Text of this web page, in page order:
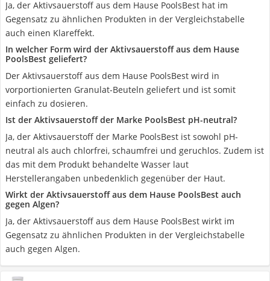
Ja, der Aktivsauerstoff aus dem Hause PoolsBest hat im
Gegensatz zu ähnlichen Produkten in der Vergleichstabelle
auch einen Klareffekt.
In welcher Form wird der Aktivsauerstoff aus dem Hause
PoolsBest geliefert?
Der Aktivsauerstoff aus dem Hause PoolsBest wird in
vorportionierten Granulat-Beuteln geliefert und ist somit
einfach zu dosieren.
Ist der Aktivsauerstoff der Marke PoolsBest pH-neutral?
Ja, der Aktivsauerstoff der Marke PoolsBest ist sowohl pH-
neutral als auch chlorfrei, schaumfrei und geruchlos. Zudem ist
das mit dem Produkt behandelte Wasser laut
Herstellerangaben unbedenklich gegenüber der Haut.
Wirkt der Aktivsauerstoff aus dem Hause PoolsBest auch
gegen Algen?
Ja, der Aktivsauerstoff aus dem Hause PoolsBest wirkt im
Gegensatz zu ähnlichen Produkten in der Vergleichstabelle
auch gegen Algen.